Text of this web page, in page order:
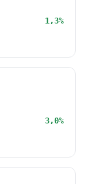
1,3%
3,0%